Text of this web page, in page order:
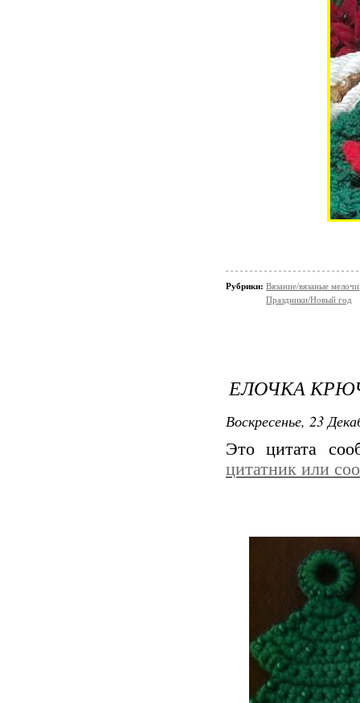
Рубрики: Вязание/вязаные мелочи
Праздники/Новый год
ЕЛОЧКА
Воскресенье, 23
Это цитата
цитатник или